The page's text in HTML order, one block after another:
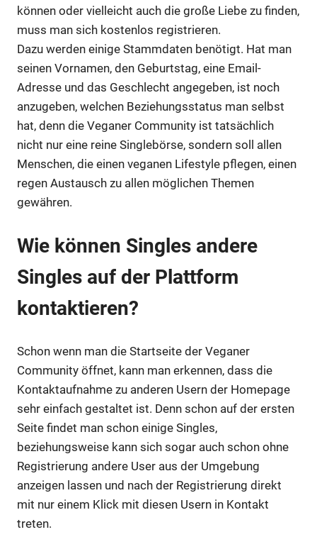
können oder vielleicht auch die große Liebe zu finden,
muss man sich kostenlos registrieren.
Dazu werden einige Stammdaten benötigt. Hat man
seinen Vornamen, den Geburtstag, eine Email-
Adresse und das Geschlecht angegeben, ist noch
anzugeben, welchen Beziehungsstatus man selbst
hat, denn die Veganer Community ist tatsächlich
nicht nur eine reine Singlebörse, sondern soll allen
Menschen, die einen veganen Lifestyle pflegen, einen
regen Austausch zu allen möglichen Themen
gewähren.
Wie können Singles andere
Singles auf der Plattform
kontaktieren?
Schon wenn man die Startseite der Veganer
Community öffnet, kann man erkennen, dass die
Kontaktaufnahme zu anderen Usern der Homepage
sehr einfach gestaltet ist. Denn schon auf der ersten
Seite findet man schon einige Singles,
beziehungsweise kann sich sogar auch schon ohne
Registrierung andere User aus der Umgebung
anzeigen lassen und nach der Registrierung direkt
mit nur einem Klick mit diesen Usern in Kontakt
treten.